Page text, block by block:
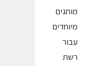
מותגים
מיוחדים
עבור
רשת